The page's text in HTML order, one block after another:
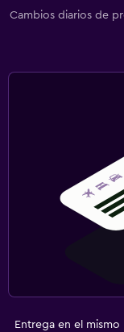
Cambios diarios de
Entrega en el